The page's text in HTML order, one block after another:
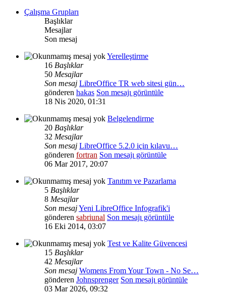
Çalışma Grupları
Başlıklar
Mesajlar
Son mesaj
Yerelleştirme
16 Başlıklar
50 Mesajlar
Son mesaj LibreOffice TR web sitesi gün…
gönderen hakas Son mesajı görüntüle
18 Nis 2020, 01:31
Belgelendirme
20 Başlıklar
32 Mesajlar
Son mesaj LibreOffice 5.2.0 için kılavu…
gönderen fortran Son mesajı görüntüle
06 Mar 2017, 20:07
Tanıtım ve Pazarlama
5 Başlıklar
8 Mesajlar
Son mesajYeni LibreOffice Infografik'i
gönderen sabriunal Son mesajı görüntüle
16 Eki 2014, 03:07
Test ve Kalite Güvencesi
15 Başlıklar
42 Mesajlar
Son mesaj Womens From Your Town - No Se…
gönderen Johnsprenger Son mesajı görüntüle
03 Mar 2026, 09:32